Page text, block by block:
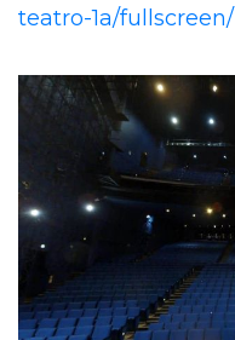
teatro-1a/fullscreen/